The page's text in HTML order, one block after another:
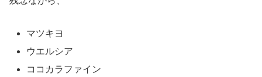
マツキヨ
ウエルシア
ココカラファイン